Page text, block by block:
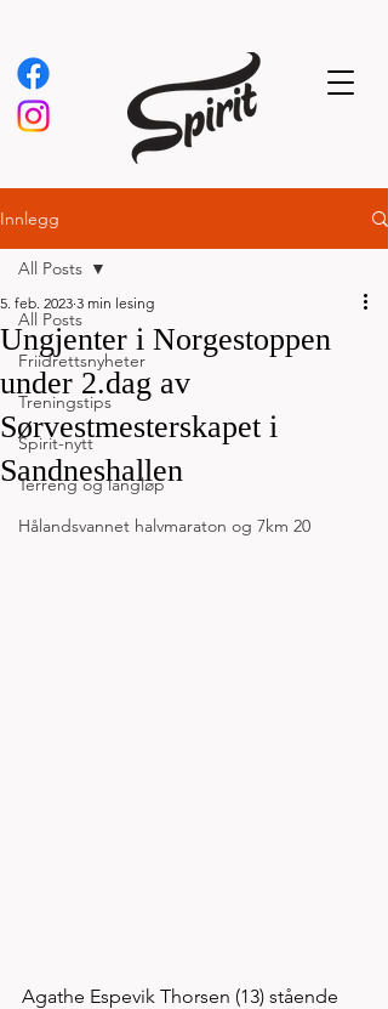
Innlegg
All Posts
Friidrettsnyheter
Treningstips
Spirit-nytt
Terreng og langløp
Hålandsvannet halvmaraton og 7km 20
All Posts
Ungjenter i Norgestoppen
under 2.dag av
Sørvestmesterskapet i
Sandneshallen
5. feb. 2023 3 min lesing
Agathe Espevik Thorsen (13) stående